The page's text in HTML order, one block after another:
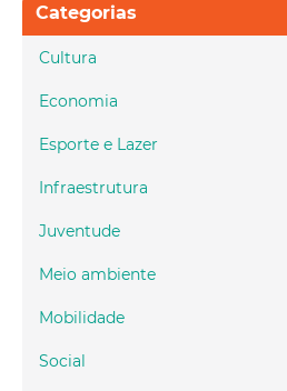
Categorias
Cultura
Economia
Esporte e Lazer
Infraestrutura
Juventude
Meio ambiente
Mobilidade
Social